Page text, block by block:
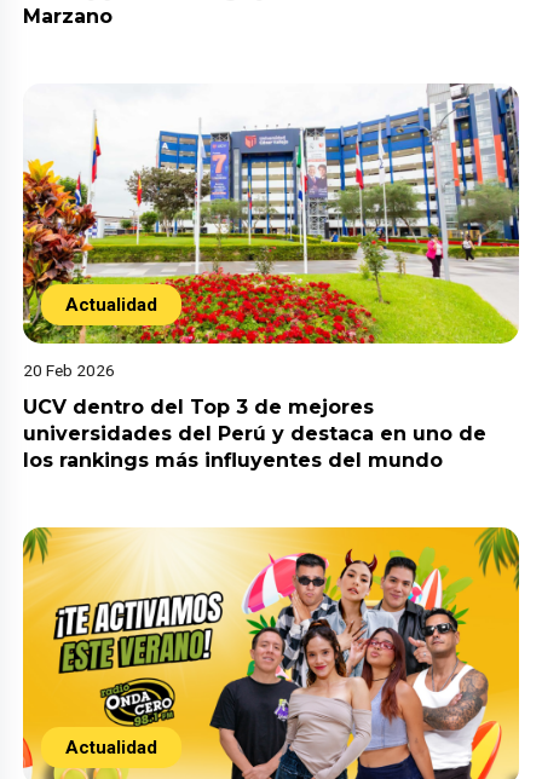
Marzano
Actualidad
20 Feb 2026
UCV dentro del Top 3 de mejores
universidades del Perú y destaca en uno de
los rankings más influyentes del mundo
Actualidad